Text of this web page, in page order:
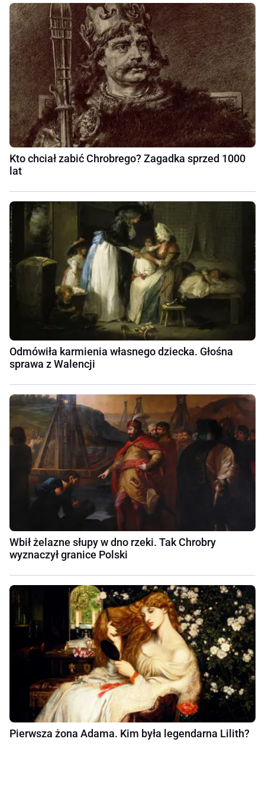
Kto chciał zabić Chrobrego? Zagadka sprzed 1000
lat
Odmówiła karmienia własnego dziecka. Głośna
sprawa z Walencji
Wbił żelazne słupy w dno rzeki. Tak Chrobry
wyznaczył granice Polski
Pierwsza żona Adama. Kim była legendarna Lilith?